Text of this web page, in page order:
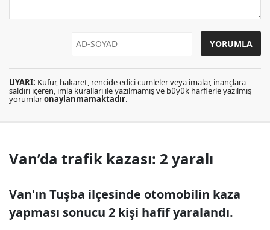
UYARI: Küfür, hakaret, rencide edici cümleler veya imalar, inançlara
saldırı içeren, imla kuralları ile yazılmamış ve büyük harflerle yazılmış
yorumlaronaylanmamaktadır.
Van’da trafik kazası: 2 yaralı
Van'ın Tuşba ilçesinde otomobilin kaza
yapması sonucu 2 kişi hafif yaralandı.